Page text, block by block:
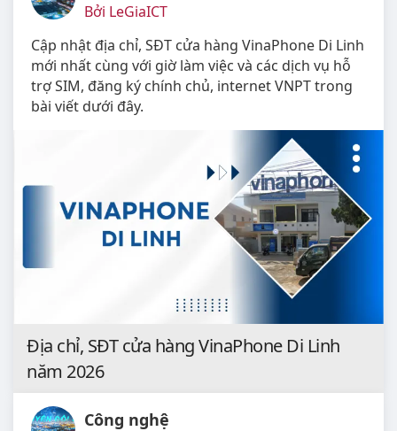
Bởi LeGiaICT
Cập nhật địa chỉ, SĐT cửa hàng VinaPhone Di Linh
mới nhất cùng với giờ làm việc và các dịch vụ hỗ
trợ SIM, đăng ký chính chủ, internet VNPT trong
bài viết dưới đây.
Địa chỉ, SĐT cửa hàng VinaPhone Di Linh
năm 2026
Công nghệ